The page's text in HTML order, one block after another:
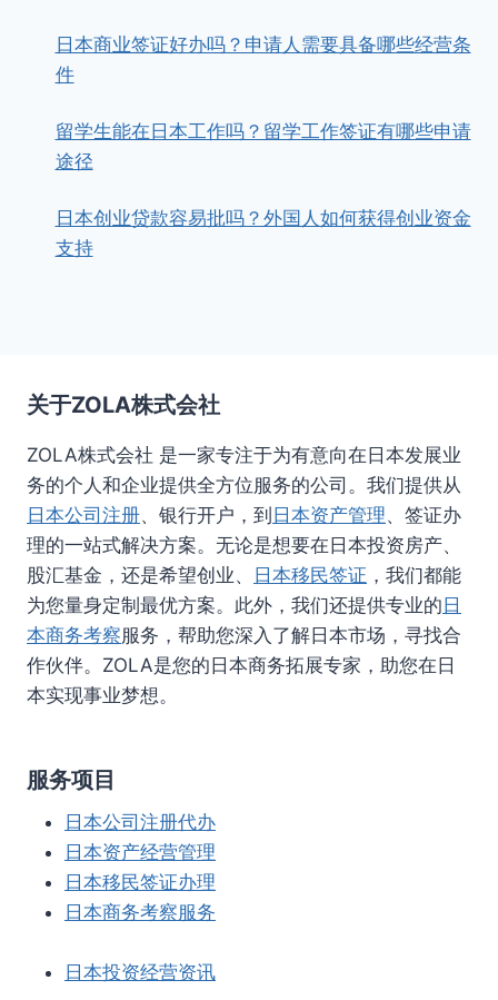
日本商业签证好办吗？申请人需要具备哪些经营条
件
留学生能在日本工作吗？留学工作签证有哪些申请
途径
日本创业贷款容易批吗？外国人如何获得创业资金
支持
关于ZOLA株式会社
ZOLA株式会社 是一家专注于为有意向在日本发展业
务的个人和企业提供全方位服务的公司。我们提供从
日本公司注册、银行开户，到日本资产管理、签证办
理的一站式解决方案。无论是想要在日本投资房产、
股汇基金，还是希望创业、 日本移民签证 ，我们都能
为您量身定制最优方案。此外，我们还提供专业的日
本商务考察服务，帮助您深入了解日本市场，寻找合
作伙伴。ZOLA是您的日本商务拓展专家，助您在日
本实现事业梦想。
服务项目
日本公司注册代办
日本资产经营管理
日本移民签证办理
日本商务考察服务
日本投资经营资讯